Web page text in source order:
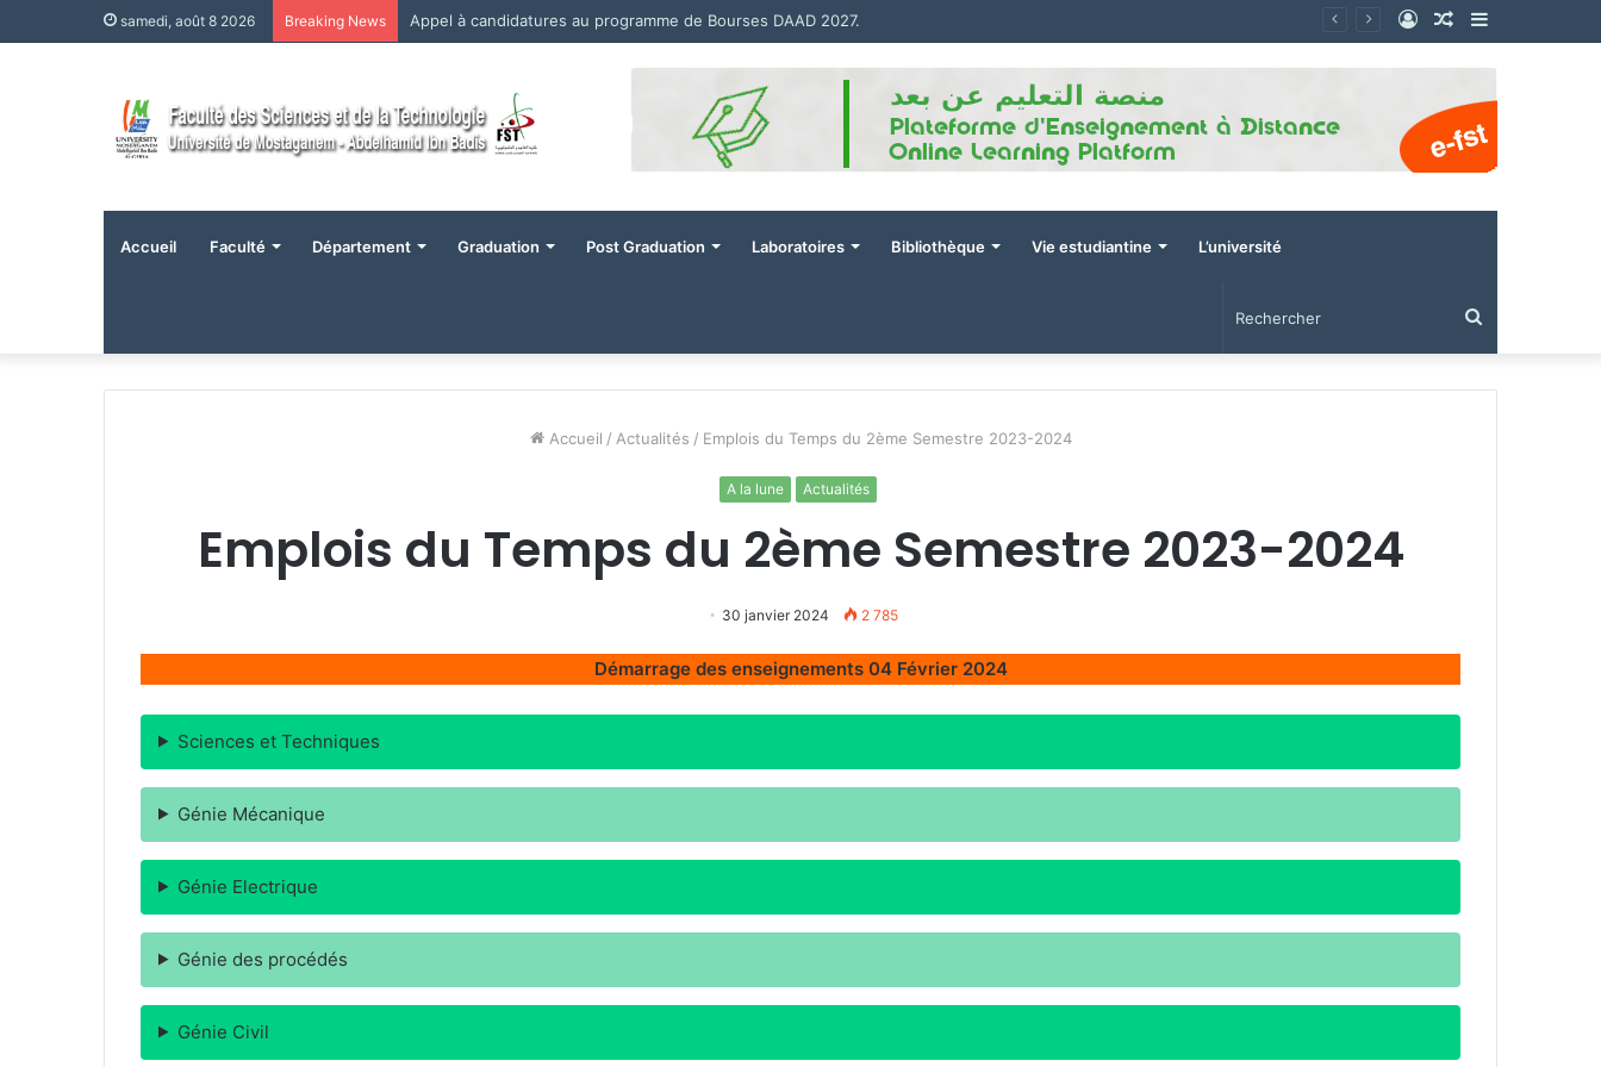
samedi, août 8 2026 Breaking News Appel à candidatures au programme de Bourses DAAD 2027.
Sidebar
latérale)
Article
Connexion
Accueil Faculté Département Graduation Post Graduation Laboratoires Bibliothèque Vie estudiantine L’université
Accueil / Actualités / Emplois du Temps du 2ème Semestre 2023-2024
A la lune Actualités
Emplois du Temps du 2ème Semestre 2023-2024
30 janvier 2024 2 785
Démarrage des enseignements 04 Février 2024
Sciences et Techniques
Génie Mécanique
Génie Electrique
Génie des procédés
Génie Civil